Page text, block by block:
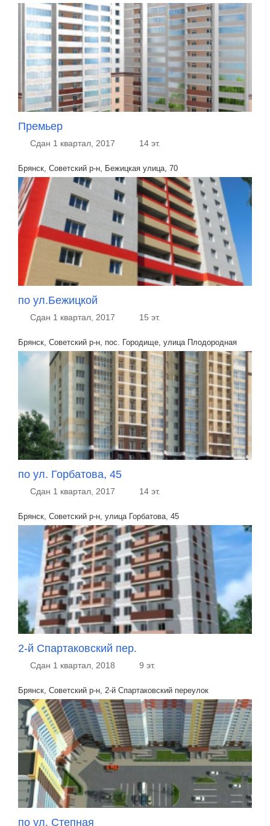
Премьер
Сдан 1 квартал, 2017 14 эт.
Брянск, Советский р-н, Бежицкая улица, 70
по ул.Бежицкой
Сдан 1 квартал, 2017 15 эт.
Брянск, Советский р-н, пос. Городище, улица Плодородная
по ул. Горбатова, 45
Сдан 1 квартал, 2017 14 эт.
Брянск, Советский р-н, улица Горбатова, 45
2-й Спартаковский пер.
Сдан 1 квартал, 2018 9 эт.
Брянск, Советский р-н, 2-й Спартаковский переулок
по ул. Степная